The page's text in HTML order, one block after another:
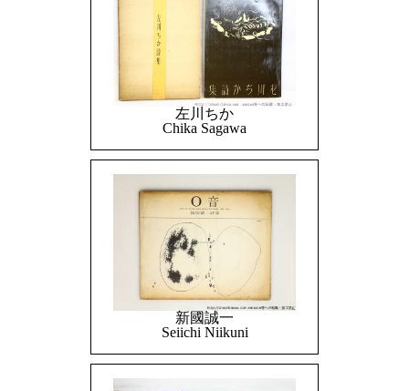
左川ちか
Chika Sagawa
新國誠一
Seiichi Niikuni